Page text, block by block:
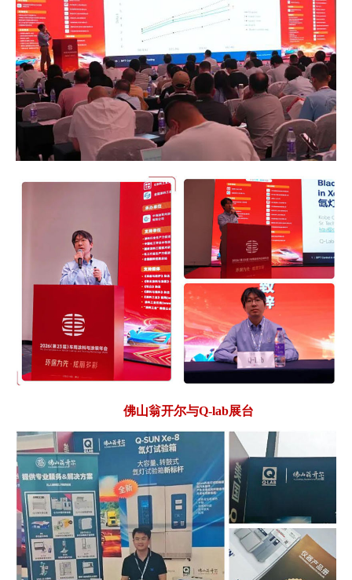
佛山翁开尔与Q-lab展台